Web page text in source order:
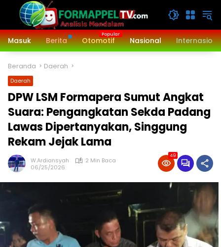
Langsung
konten
Masuk
Berita Otomotif Nasional
Beranda Daerah
Daerah
‎DPW LSM Formapera Sumut Angkat
Suara: Pengangkatan Sekda Padang
Lawas Dipertanyakan, Singgung
Rekam Jejak Lama
W.Ardiansyah
2 Min Baca
06/25/2026
49